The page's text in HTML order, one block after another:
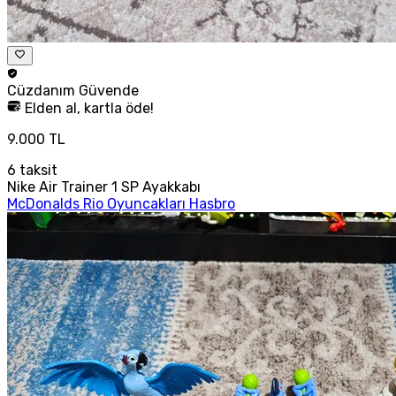
Cüzdanım Güvende
Elden al, kartla öde!
9.000 TL
6 taksit
Nike Air Trainer 1 SP Ayakkabı
McDonalds Rio Oyuncakları Hasbro